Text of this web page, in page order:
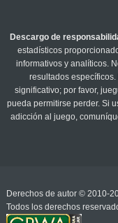
Descargo de
estadísticos
informativos y analíticos.
resultados
significativo; por favor,
pueda permitirse perder. Si
adicción al juego,
Derechos de autor © 2010-
Todos los derechos